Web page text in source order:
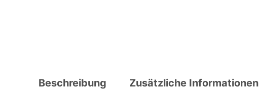
Beschreibung Zusätzliche Informationen